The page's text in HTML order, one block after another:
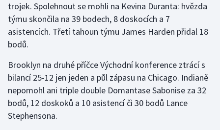
Lyže a snowboard
Moderní pětiboj
Motorsport
Olympijské hry
Parasport
trojek. Spolehnout se mohli na Kevina Duranta: hvězda
týmu skončila na 39 bodech, 8 doskocích a 7
asistencích. Třetí tahoun týmu James Harden přidal 18
bodů.
Brooklyn na druhé příčce Východní konference ztrácí s
bilancí 25-12 jen jeden a půl zápasu na Chicago. Indianě
nepomohl ani triple double Domantase Sabonise za 32
bodů, 12 doskoků a 10 asistencí či 30 bodů Lance
Stephensona.